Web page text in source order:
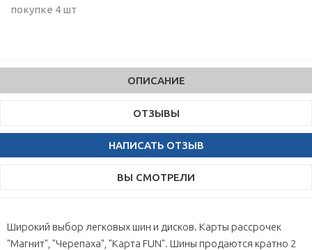
покупке 4 шт
ОПИСАНИЕ
ОТЗЫВЫ
НАПИСАТЬ ОТЗЫВ
ВЫ СМОТРЕЛИ
Широкий выбор легковых шин и дисков. Карты рассрочек
"Магнит", "Черепаха", "Карта FUN". Шины продаются кратно 2